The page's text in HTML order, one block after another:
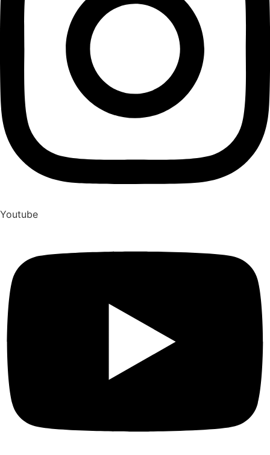
Youtube